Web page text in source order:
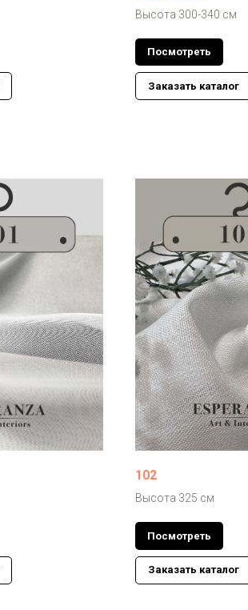
Высота 300-340 см
Посмотреть
Заказать каталог
102
Высота 325 см
Посмотреть
Заказать каталог